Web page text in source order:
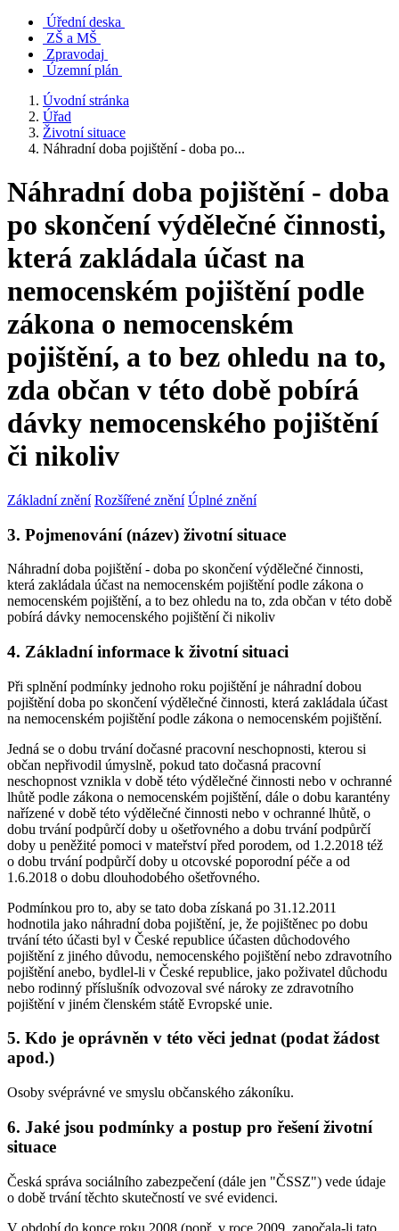
Úřední deska
ZŠ a MŠ
Zpravodaj
Územní plán
Úvodní stránka
Úřad
Životní situace
Náhradní doba pojištění - doba po...
Náhradní doba pojištění - doba
po skončení výdělečné činnosti,
která zakládala účast na
nemocenském pojištění podle
zákona o nemocenském
pojištění, a to bez ohledu na to,
zda občan v této době pobírá
dávky nemocenského pojištění
či nikoliv
Základní znění Rozšířené znění Úplné znění
3. Pojmenování (název) životní situace
Náhradní doba pojištění - doba po skončení výdělečné činnosti,
která zakládala účast na nemocenském pojištění podle zákona o
nemocenském pojištění, a to bez ohledu na to, zda občan v této době
pobírá dávky nemocenského pojištění či nikoliv
4. Základní informace k životní situaci
Při splnění podmínky jednoho roku pojištění je náhradní dobou
pojištění doba po skončení výdělečné činnosti, která zakládala účast
na nemocenském pojištění podle zákona o nemocenském pojištění.
Jedná se o dobu trvání dočasné pracovní neschopnosti, kterou si
občan nepřivodil úmyslně, pokud tato dočasná pracovní
neschopnost vznikla v době této výdělečné činnosti nebo v ochranné
lhůtě podle zákona o nemocenském pojištění, dále o dobu karantény
nařízené v době této výdělečné činnosti nebo v ochranné lhůtě, o
dobu trvání podpůrčí doby u ošetřovného a dobu trvání podpůrčí
doby u peněžité pomoci v mateřství před porodem, od 1.2.2018 též
o dobu trvání podpůrčí doby u otcovské poporodní péče a od
1.6.2018 o dobu dlouhodobého ošetřovného.
Podmínkou pro to, aby se tato doba získaná po 31.12.2011
hodnotila jako náhradní doba pojištění, je, že pojištěnec po dobu
trvání této účasti byl v České republice účasten důchodového
pojištění z jiného důvodu, nemocenského pojištění nebo zdravotního
pojištění anebo, bydlel-li v České republice, jako poživatel důchodu
nebo rodinný příslušník odvozoval své nároky ze zdravotního
pojištění v jiném členském státě Evropské unie.
5. Kdo je oprávněn v této věci jednat (podat žádost
apod.)
Osoby svéprávné ve smyslu občanského zákoníku.
6. Jaké jsou podmínky a postup pro řešení životní
situace
Česká správa sociálního zabezpečení (dále jen "ČSSZ") vede údaje
o době trvání těchto skutečností ve své evidenci.
V období do konce roku 2008 (popř. v roce 2009, započala-li tato